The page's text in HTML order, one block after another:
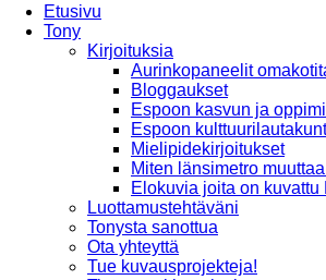
Etusivu
Tony
Kirjoituksia
Aurinkopaneelit
Bloggaukset
Espoon kasvun ja
Espoon
Mielipidekirjoitukset
Miten länsimetro
Elokuvia joita on
Luottamustehtäväni
Tonysta sanottua
Ota yhteyttä
Tue kuvausprojekteja!